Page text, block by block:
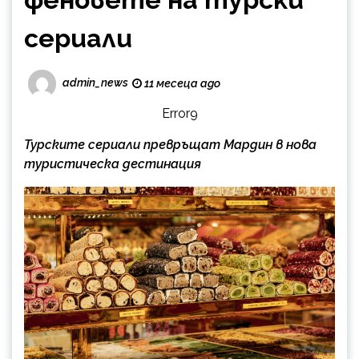
сериали
admin_news 11 месеца ago
Error9
Турските сериали превръщат Мардин в нова
туристическа дестинация